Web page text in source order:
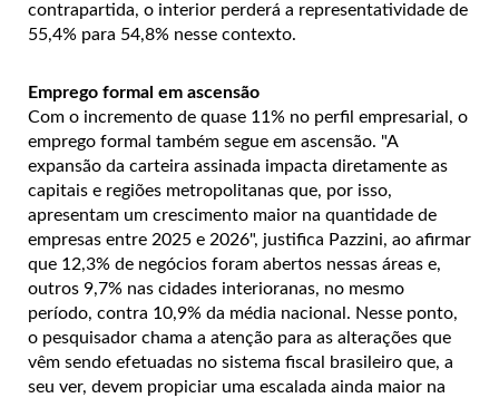
contrapartida, o interior perderá a representatividade de
55,4% para 54,8% nesse contexto.
Emprego formal em ascensão
Com o incremento de quase 11% no perfil empresarial, o
emprego formal também segue em ascensão. "A
expansão da carteira assinada impacta diretamente as
capitais e regiões metropolitanas que, por isso,
apresentam um crescimento maior na quantidade de
empresas entre 2025 e 2026", justifica Pazzini, ao afirmar
que 12,3% de negócios foram abertos nessas áreas e,
outros 9,7% nas cidades interioranas, no mesmo
período, contra 10,9% da média nacional. Nesse ponto,
o pesquisador chama a atenção para as alterações que
vêm sendo efetuadas no sistema fiscal brasileiro que, a
seu ver, devem propiciar uma escalada ainda maior na